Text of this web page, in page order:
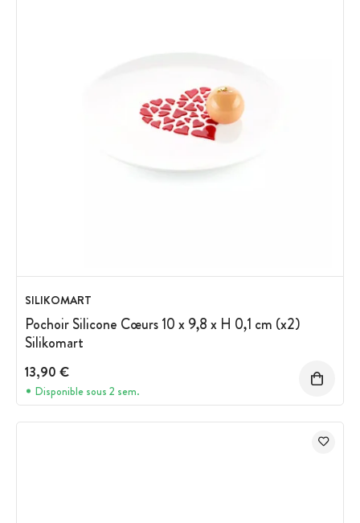
SILIKOMART
Pochoir Silicone Cœurs 10 x 9,8 x H 0,1 cm (x2)
Silikomart
13,90 €
Disponible sous 2 sem.